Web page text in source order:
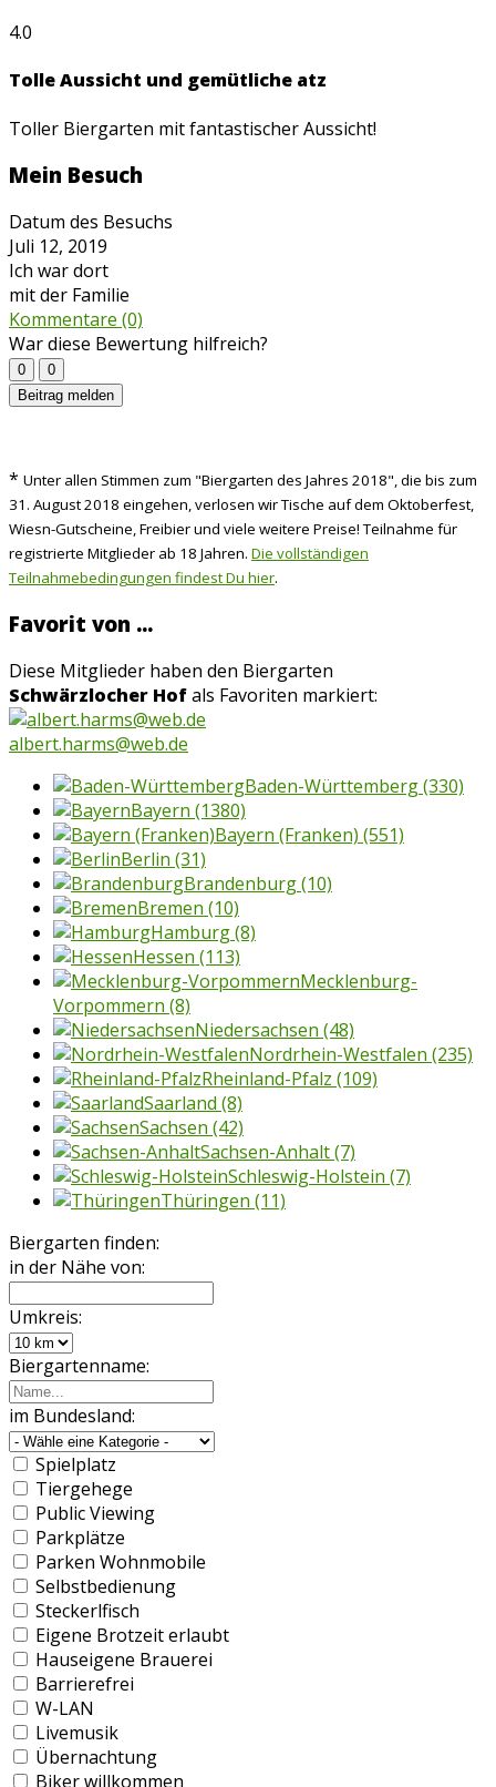
4.0
Tolle Aussicht und gemütliche atz
Toller Biergarten mit fantastischer Aussicht!
Mein Besuch
Datum des Besuchs
Juli 12, 2019
Ich war dort
mit der Familie
Kommentare (0)
War diese Bewertung hilfreich?
0
0
Beitrag melden
* Unter allen Stimmen zum "Biergarten des Jahres 2018", die bis zum
31. August 2018 eingehen, verlosen wir Tische auf dem Oktoberfest,
Wiesn-Gutscheine, Freibier und viele weitere Preise! Teilnahme für
registrierte Mitglieder ab 18 Jahren. Die vollständigen
Teilnahmebedingungen findest Du hier.
Favorit von ...
Diese Mitglieder haben den Biergarten
Schwärzlocher Hofals Favoriten markiert:
albert.harms@web.de
Baden-Württemberg(330)
Bayern (1380)
Bayern (Franken) (551)
Berlin (31)
Brandenburg(10)
Bremen (10)
Hamburg(8)
Hessen (113)
Mecklenburg-
Vorpommern (8)
Niedersachsen (48)
Nordrhein-Westfalen (235)
Rheinland-Pfalz (109)
Saarland (8)
Sachsen (42)
Sachsen-Anhalt(7)
Schleswig-Holstein (7)
Thüringen (11)
Biergarten finden:
in der Nähe von:
Umkreis:
Biergartenname:
im Bundesland:
Spielplatz
Tiergehege
Public Viewing
Parkplätze
Parken Wohnmobile
Selbstbedienung
Steckerlfisch
Eigene Brotzeit erlaubt
Hauseigene Brauerei
Barrierefrei
W-LAN
Livemusik
Übernachtung
Biker willkommen